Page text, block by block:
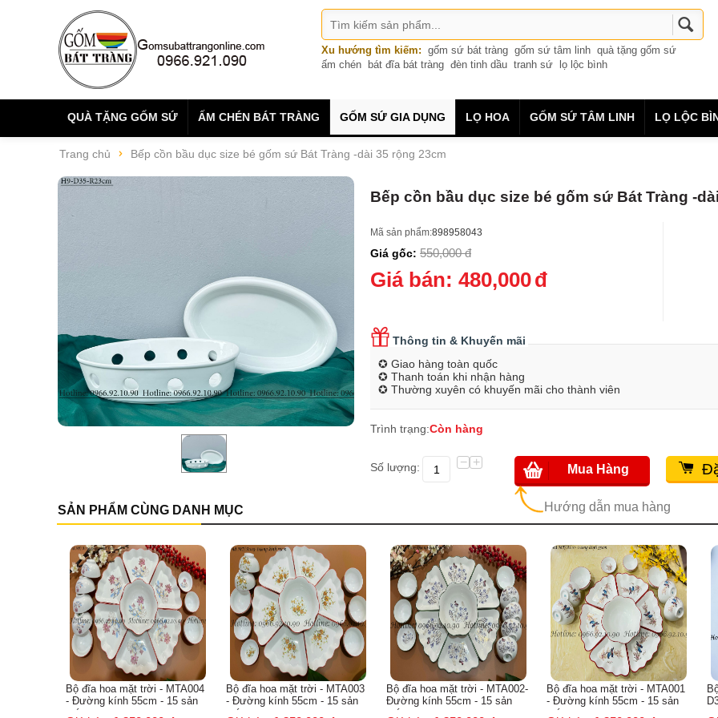
Xu hướng tìm kiếm: gốm sứ bát tràng gốm sứ tâm linh quà tặng gốm sứ
ấm chén
bát đĩa bát tràng đèn tinh dầu tranh sứ lọ lộc bình
QUÀ TẶNG GỐM SỨ ẤM CHÉN BÁT TRÀNG GỐM SỨ GIA DỤNG LỌ HOA GỐM SỨ TÂM LINH LỌ LỘC
Trang chủ Bếp cồn bầu dục size bé gốm sứ Bát Tràng -dài 35 rộng 23cm
Bếp cồn bầu dục size bé gốm sứ Bát Tràng -
Mã sản phẩm:898958043
Giá gốc: 550,000 đ
Giá bán: 480,000đ
Thông tin & Khuyến mãi
✪ Giao hàng toàn quốc
✪ Thanh toán khi nhận hàng
✪ Thường xuyên có khuyến mãi cho thành viên
Trình trạng:Còn hàng
Số lượng: +
−
Hướng dẫn mua hàng
Mua Hàng
SẢN PHẨM CÙNG DANH MỤC
Bộ đĩa hoa mặt trời - MTA003
- Đường kính 55cm - 15 sản
món
Bộ đĩa hoa mặt trời - MTA002-
Đường kính 55cm - 15 sản
món
Bộ đĩa hoa mặt trời - MTA001
- Đường kính 55cm - 15 sản
món
Bộ đĩa mặt trắng sứ trắng -
D38cm